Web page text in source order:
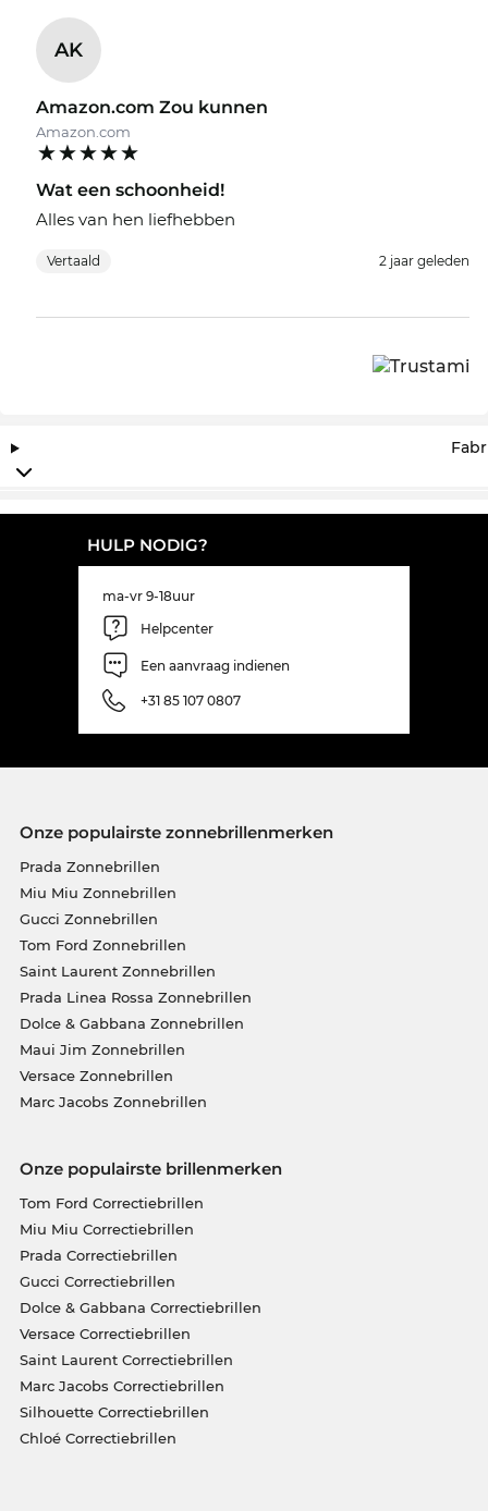
AK
Amazon.com Zou kunnen
Amazon.com
Wat een schoonheid!
Alles van hen liefhebben
Vertaald 2 jaar geleden
HULP NODIG?
ma-vr 9-18uur
Helpcenter
Een aanvraag indienen
+31 85 107 0807
Onze populairste zonnebrillenmerken
Prada Zonnebrillen
Miu Miu Zonnebrillen
Gucci Zonnebrillen
Tom Ford Zonnebrillen
Saint Laurent Zonnebrillen
Prada Linea Rossa Zonnebrillen
Dolce & Gabbana Zonnebrillen
Maui Jim Zonnebrillen
Versace Zonnebrillen
Marc Jacobs Zonnebrillen
Onze populairste brillenmerken
Tom Ford Correctiebrillen
Miu Miu Correctiebrillen
Prada Correctiebrillen
Gucci Correctiebrillen
Dolce & Gabbana Correctiebrillen
Versace Correctiebrillen
Saint Laurent Correctiebrillen
Marc Jacobs Correctiebrillen
Silhouette Correctiebrillen
Chloé Correctiebrillen